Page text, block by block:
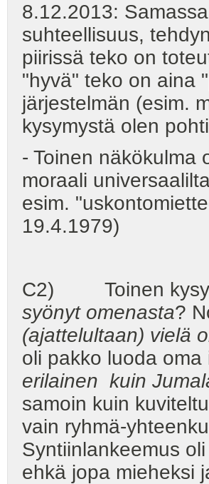
8.12.2013:
suhteellisuus,
piirissä teko on
"hyvä" teko on aina
järjestelmän (esim.
kysymystä olen
- Toinen näkökulma
moraali
esim.
19.4.1979)
C2) Toinen
syönyt omenasta?
(ajattelultaan) vielä
oli pakko luoda
erilainen kuin
samoin kuin
vain ryhmä-
Syntiinlankeemus
ehkä jopa mieheksi